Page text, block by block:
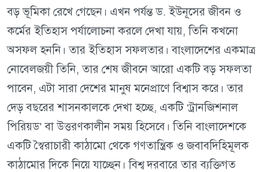
বড় ভূমিকা রেখে গেছেন। এখন পর্যন্ত ড. ইউনূসের জীবন ও
কর্মের ইতিহাস পর্যালোচনা করলে দেখা যায়, তিনি কখনো
অসফল হননি। তার ইতিহাস সফলতার। বাংলাদেশের একমাত্র
নোবেলজয়ী তিনি, তার শেষ জীবনে আরো একটি বড় সফলতা
পাবেন, এটা সারা দেশের মানুষ মনেপ্রাণে বিশ্বাস করে। তার
দেড় বছরের শাসনকালকে দেখা হচ্ছে, একটি ‘ট্রানজিশনাল
পিরিয়ড’ বা উত্তরণকালীন সময় হিসেবে। তিনি বাংলাদেশকে
একটি স্বৈরাচারী কাঠামো থেকে গণতান্ত্রিক ও জবাবদিহিমূলক
কাঠামোর দিকে নিয়ে যাচ্ছেন। বিশ্ব দরবারে তার ব্যক্তিগত